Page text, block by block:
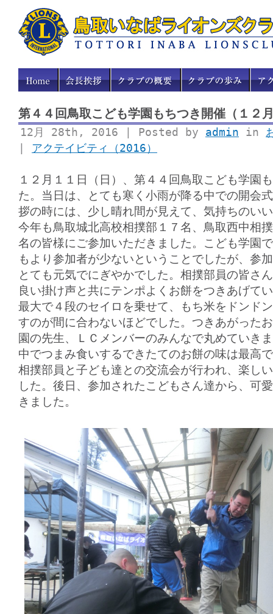
第４４回鳥取こども学園もちつき開催（１２
12月 28th, 2016 | Posted by admin in
アクテイビティ（2016）
１２月１１日（日）、第４４回鳥取こども学園
た。当日は、とても寒く小雨が降る中での開会
拶の時には、少し晴れ間が見えて、気持ちのい
今年も鳥取城北高校相撲部１７名、鳥取西中相
名の皆様にご参加いただきました。こども学園
もより参加者が少ないということでしたが、参
とても元気でにぎやかでした。相撲部員の皆さ
良い掛け声と共にテンポよくお餅をつきあげて
最大で４段のセイロを乗せて、もち米をドンド
すのが間に合わないほどでした。つきあがった
園の先生、ＬＣメンバーのみんなで丸めていき
中でつまみ食いするできたてのお餅の味は最高
相撲部員と子ども達との交流会が行われ、楽し
した。後日、参加されたこどもさん達から、可
きました。